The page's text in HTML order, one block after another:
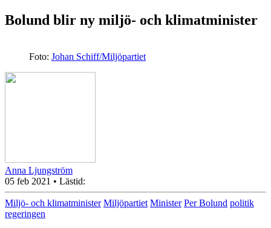
Bolund blir ny miljö- och klimatminister
Foto: Johan Schiff/Miljöpartiet
Anna Ljungström
05 feb 2021 • Lästid:
Miljö- och klimatminister Miljöpartiet Minister Per Bolund politik
regeringen